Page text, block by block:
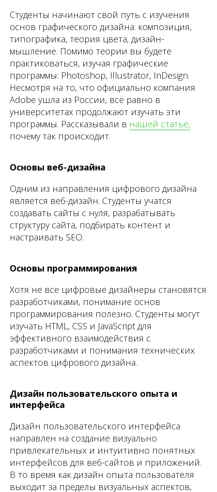
Студенты начинают свой путь с изучения
основ графического дизайна: композиция,
типографика, теория цвета, дизайн-
мышление. Помимо теории вы будете
практиковаться, изучая графические
программы: Photoshop, Illustrator, InDesign.
Несмотря на то, что официально компания
Adobe ушла из России, всё равно в
университетах продолжают изучать эти
программы. Рассказывали в нашей статье,
почему так происходит.
Основы веб-дизайна
Одним из направления цифрового дизайна
является веб-дизайн. Студенты учатся
создавать сайты с нуля, разрабатывать
структуру сайта, подбирать контент и
настраивать SEO.
Основы программирования
Хотя не все цифровые дизайнеры становятся
разработчиками, понимание основ
программирования полезно. Студенты могут
изучать HTML, CSS и JavaScript для
эффективного взаимодействия с
разработчиками и понимания технических
аспектов цифрового дизайна.
Дизайн пользовательского опыта и
интерфейса
Дизайн пользовательского интерфейса
направлен на создание визуально
привлекательных и интуитивно понятных
интерфейсов для веб-сайтов и приложений.
В то время как дизайн опыта пользователя
выходит за пределы визуальных аспектов,